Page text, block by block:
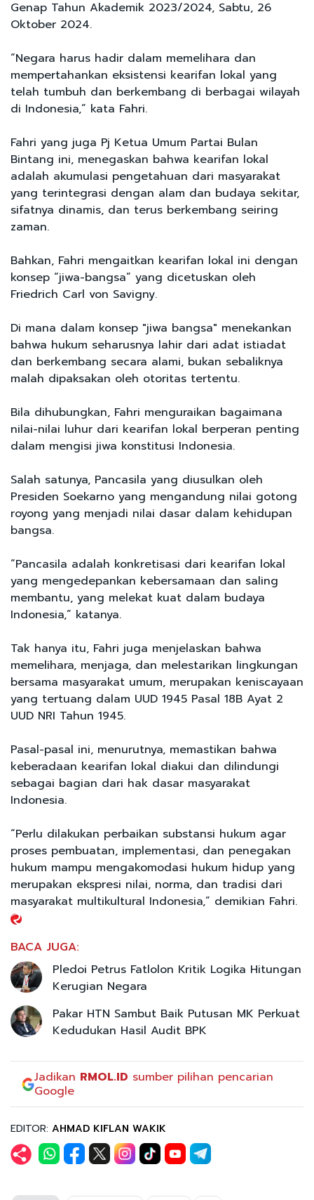
Genap Tahun Akademik 2023/2024, Sabtu, 26
Oktober 2024.
“Negara harus hadir dalam memelihara dan
mempertahankan eksistensi kearifan lokal yang
telah tumbuh dan berkembang di berbagai wilayah
di Indonesia,” kata Fahri.
Fahri yang juga Pj Ketua Umum Partai Bulan
Bintang ini, menegaskan bahwa kearifan lokal
adalah akumulasi pengetahuan dari masyarakat
yang terintegrasi dengan alam dan budaya sekitar,
sifatnya dinamis, dan terus berkembang seiring
zaman.
Bahkan, Fahri mengaitkan kearifan lokal ini dengan
konsep “jiwa-bangsa” yang dicetuskan oleh
Friedrich Carl von Savigny.
Di mana dalam konsep "jiwa bangsa" menekankan
bahwa hukum seharusnya lahir dari adat istiadat
dan berkembang secara alami, bukan sebaliknya
malah dipaksakan oleh otoritas tertentu.
Bila dihubungkan, Fahri menguraikan bagaimana
nilai-nilai luhur dari kearifan lokal berperan penting
dalam mengisi jiwa konstitusi Indonesia.
Salah satunya, Pancasila yang diusulkan oleh
Presiden Soekarno yang mengandung nilai gotong
royong yang menjadi nilai dasar dalam kehidupan
bangsa.
“Pancasila adalah konkretisasi dari kearifan lokal
yang mengedepankan kebersamaan dan saling
membantu, yang melekat kuat dalam budaya
Indonesia,” katanya.
Tak hanya itu, Fahri juga menjelaskan bahwa
memelihara, menjaga, dan melestarikan lingkungan
bersama masyarakat umum, merupakan keniscayaan
yang tertuang dalam UUD 1945 Pasal 18B Ayat 2
UUD NRI Tahun 1945.
Pasal-pasal ini, menurutnya, memastikan bahwa
keberadaan kearifan lokal diakui dan dilindungi
sebagai bagian dari hak dasar masyarakat
Indonesia.
“Perlu dilakukan perbaikan substansi hukum agar
proses pembuatan, implementasi, dan penegakan
hukum mampu mengakomodasi hukum hidup yang
merupakan ekspresi nilai, norma, dan tradisi dari
masyarakat multikultural Indonesia,” demikian Fahri.
BACA JUGA:
Pledoi Petrus Fatlolon Kritik Logika Hitungan
Kerugian Negara
Pakar HTN Sambut Baik Putusan MK Perkuat
Kedudukan Hasil Audit BPK
Jadikan RMOL.ID sumber pilihan pencarian
Google
EDITOR: AHMAD KIFLAN WAKIK